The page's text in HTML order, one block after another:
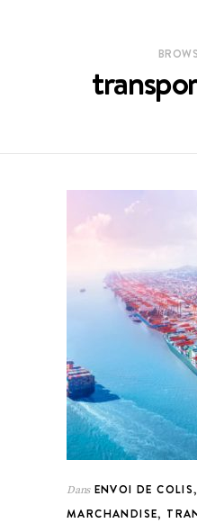
Dans ENVOI DE COLIS,
MARCHANDISE,